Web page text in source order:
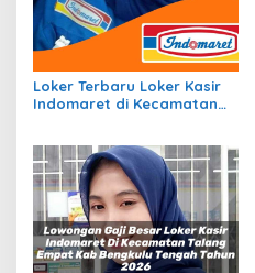
Loker Terbaru Loker Kasir
Indomaret di Kecamatan